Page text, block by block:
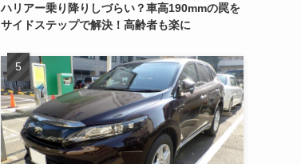
ハリアー乗り降りしづらい？車高190mmの罠を
サイドステップで解決！高齢者も楽に